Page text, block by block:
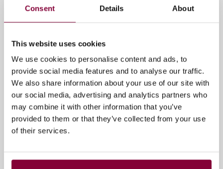
Consent Details About
This website uses cookies
We use cookies to personalise content and ads, to
provide social media features and to analyse our traffic.
We also share information about your use of our site with
our social media, advertising and analytics partners who
may combine it with other information that you’ve
provided to them or that they’ve collected from your use
of their services.
AI Strategie Workflows